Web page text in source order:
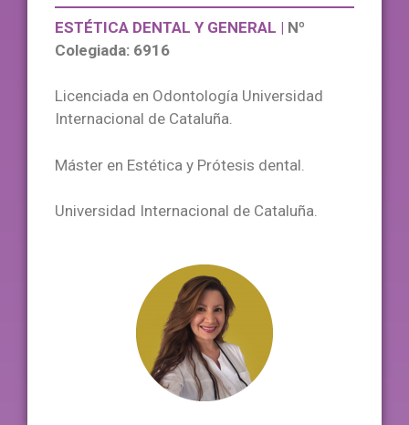
ESTÉTICA DENTAL Y GENERAL | Nº
Colegiada: 6916
Licenciada en Odontología Universidad
Internacional de Cataluña.
Máster en Estética y Prótesis dental.
Universidad Internacional de Cataluña.